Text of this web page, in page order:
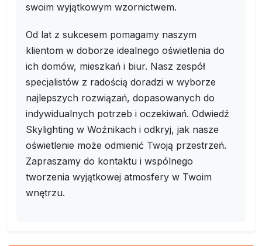
swoim wyjątkowym wzornictwem.
Od lat z sukcesem pomagamy naszym
klientom w doborze idealnego oświetlenia do
ich domów, mieszkań i biur. Nasz zespół
specjalistów z radością doradzi w wyborze
najlepszych rozwiązań, dopasowanych do
indywidualnych potrzeb i oczekiwań. Odwiedź
Skylighting w Woźnikach i odkryj, jak nasze
oświetlenie może odmienić Twoją przestrzeń.
Zapraszamy do kontaktu i wspólnego
tworzenia wyjątkowej atmosfery w Twoim
wnętrzu.